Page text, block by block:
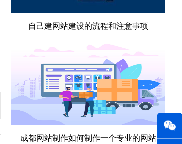
自己建网站建设的流程和注意事项
成都网站制作如何制作一个专业的网站